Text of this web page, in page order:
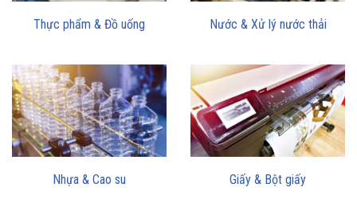
Thực phẩm & Đồ uống Nước & Xử lý nước thải
Nhựa & Cao su Giấy & Bột giấy